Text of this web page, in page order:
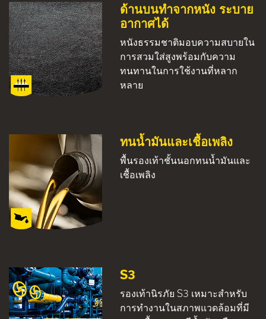
ด้านบนทำจากหนัง ระบาย
อากาศได้
หนังธรรมชาติมอบความสบายใน
การสวมใส่สูงพร้อมกับความ
ทนทานในการใช้งานที่หลาก
หลาย
ทนน้ำมันและเชื้อเพลิง
พื้นรองเท้าชั้นนอกทนน้ำมันและ
เชื้อเพลิง
S3
รองเท้านิรภัย S3 เหมาะสำหรับ
การทำงานในสภาพแวดล้อมที่มี